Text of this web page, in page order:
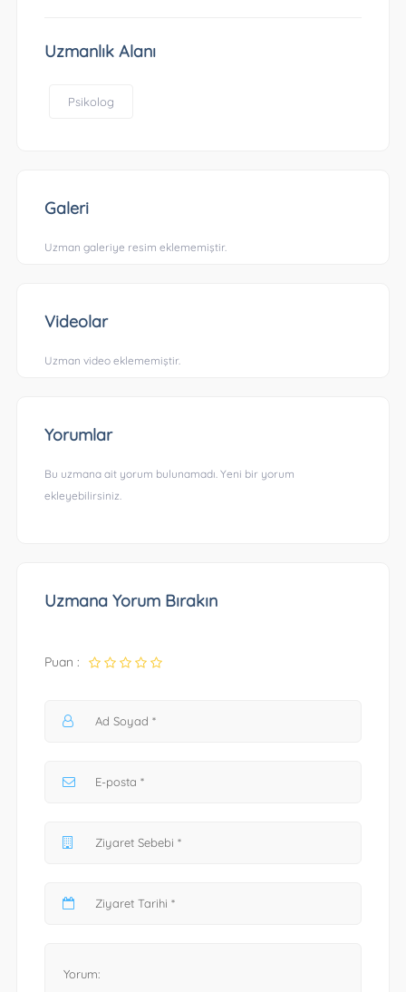
Uzmanlık Alanı
Psikolog
Galeri
Uzman galeriye resim eklememiştir.
Videolar
Uzman video eklememiştir.
Yorumlar
Bu uzmana ait yorum bulunamadı. Yeni bir yorum
ekleyebilirsiniz.
Uzmana Yorum Bırakın
Puan :